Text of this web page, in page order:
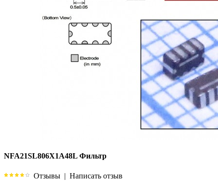
NFA21SL806X1A48L Фильтр
Отзывы | Написать отзыв